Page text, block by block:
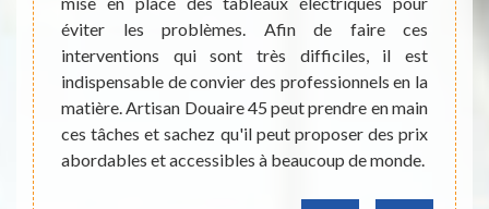
les
de
à
sans
éviter les problèmes. Afin de faire ces
interventions qui sont très difficiles, il est
indispensable de convier des professionnels en la
matière. Artisan Douaire 45 peut prendre en main
ces tâches et sachez qu'il peut proposer des prix
abordables et accessibles à beaucoup de monde.
vous
pour